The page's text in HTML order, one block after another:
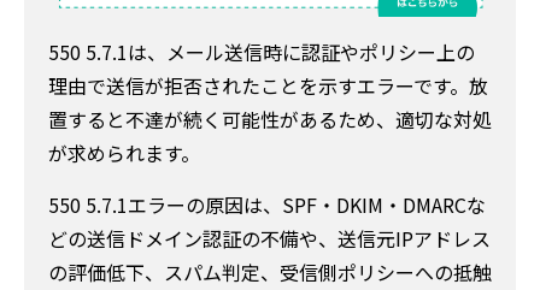
550 5.7.1は、メール送信時に認証やポリシー上の
理由で送信が拒否されたことを示すエラーです。放
置すると不達が続く可能性があるため、適切な対処
が求められます。
550 5.7.1エラーの原因は、SPF・DKIM・DMARCな
どの送信ドメイン認証の不備や、送信元IPアドレス
の評価低下、スパム判定、受信側ポリシーへの抵触